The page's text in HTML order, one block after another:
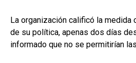
La organización calificó la medida
de su política, apenas dos días
informado que no se permitirían